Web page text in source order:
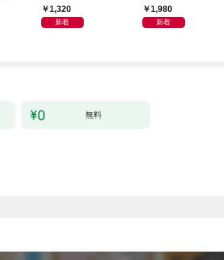
クシ
1,320
新着
1,980
新着
無料